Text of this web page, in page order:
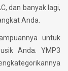
dan banyak lagi,
Anda.
untuk
Anda. YMP3